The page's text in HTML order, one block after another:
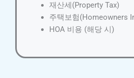
재산세(Property Tax)
주택보험(Homeowners
HOA 비용 (해당 시)